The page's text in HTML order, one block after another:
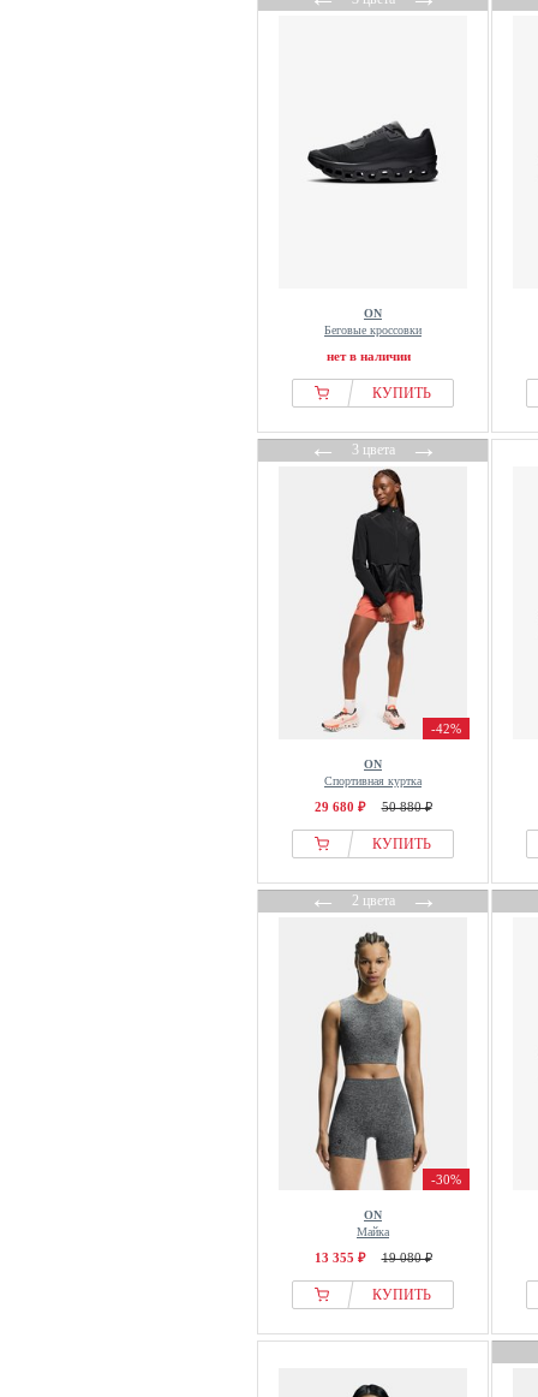
ON
Беговые кроссовки
нет в наличии
КУПИТЬ
←3 цвета→
-42%
ON
Спортивная куртка
29 680 ₽ 50 880 ₽
КУПИТЬ
←2 цвета→
-30%
ON
Майка
13 355 ₽ 19 080 ₽
КУПИТЬ